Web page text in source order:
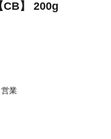
CB】 200g
業